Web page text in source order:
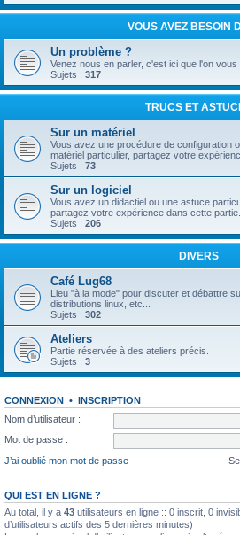
VOUS AVEZ BESOIN
Un problème ?
Venez nous en parler, c'est ici que l'on vous
Sujets : 317
TRUCS ET
Sur un matériel
Vous avez une procédure de configuration
matériel particulier, partagez votre
Sujets : 73
Sur un logiciel
Vous avez un didactiel ou une astuce
partagez votre expérience dans cette partie.
Sujets : 206
DIVERS
Café Lug68
Lieu "à la mode" pour discuter et débattre
distributions linux, etc...
Sujets : 302
Ateliers
Partie réservée à des ateliers précis.
Sujets : 3
CONNEXION • INSCRIPTION
Nom d’utilisateur :
Mot de passe :
J’ai oublié mon mot de passe
QUI EST EN LIGNE ?
Au total, il y a 43 utilisateurs en ligne :: 0 inscrit, 0
d’utilisateurs actifs des 5 dernières minutes)